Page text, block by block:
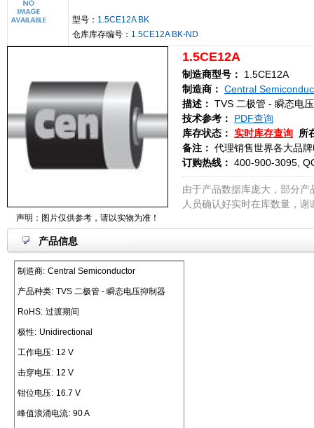
型号： 1.5CE12A BK
仓库库存编号： 1.5CE12A BK-ND
声明：图片仅供参考，请以实物为准！
1.5CE12A
制造商型号：
1.5CE12A
制造商： Central
描述： TVS 二极管 - 瞬态电
技术参考：
PDF查询
库存状态： 实时库存查询
所
备注： 代理销售世界各大品
订购热线： 400-900-3095,
由于产品数据库庞大，部分
人员确认好实时在库数量，谢
产品信息
制造商: Central Semiconductor
产品种类: TVS 二极管 - 瞬态电压抑制器
RoHS: 过渡期间
极性: Unidirectional
工作电压: 12 V
击穿电压: 12 V
钳位电压: 16.7 V
峰值浪涌电流: 90 A